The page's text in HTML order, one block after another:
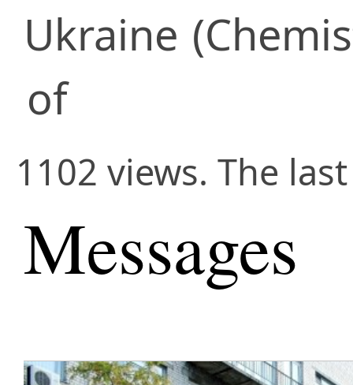
Ukraine
of
1102 views. The
Messages